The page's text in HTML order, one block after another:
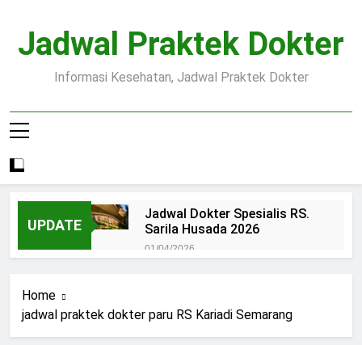
content
Jadwal Praktek Dokter
Informasi Kesehatan, Jadwal Praktek Dokter
UPDATE
Jadwal Dokter Spesialis RS.
Sarila Husada 2026
01/04/2026
Pendaftaran Pasien BPJS
RSUD Margono
Home
jadwal praktek dokter paru RS Kariadi Semarang